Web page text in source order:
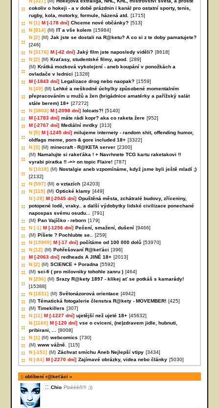
cokoliv o hokeji - a v době prázdnin i kanál pro ostatní sporty, tenis,
rugby, kola, motorky, formule, házená atd.
[1715]
N [1] M [-178 dní] Chceme nové občánky? [513]
N [814] (M) IT a vše kolem [15984]
N [2] (M) Jak jste se dostali na R@ketu? A co si z te doby pamatujete?
[246]
N [3176] M [-42 dní] Jaký film jste naposledy viděli? [8618]
N [2] (M) Kraťasy, studentské filmy, apod.
[289]
(M) Krátká mozková vykolejení - aneb koupání v ponožkách a
ovladače v lednici [1328]
M [-1843 dní] Legalizace drog nebo naopak? [1559]
N [49] (M) Lehké a neškodné úchylky způsobené momentalním
přepracováním u mužů a žen (brigádnice amatérky a pařížský salát
stále berem) 18+ [27272]
N [3803] M [-2098 dní] lolcats?! [5140]
M [-1783 dní] máte rádi kopr? aka co raketa žere [952]
M [-2767 dní] Mediální mrdky [313]
N [5] M [-1245 dní] milujeme internety - random shit, offending humor,
oldfags meme, porn & gore included 18+ [3322]
N [3] (M) minecraft - R@KETA server [2300]
(M) Namalujte si rakeťáka ! + Navrhnete TCG kartu raketakovi !!
vyrabi piratka !! -=> on topic Flaire! [787]
N [1018] (M) Nostalgie aneb vzpomínáme, když jsme byli ještě mladí ;)
[2132]
N [597] (M) o vztazích [24203]
N [119] (M) Optické klamy [449]
N [-28] M [-2045 dní] Opuštěná města, zchátralé budovy, zříceniny,
potopené lodě, vraky.. a další výdobytky lidské civilizace ponechané
napospas svému osudu...
[791]
(M) Pan Vajíčko - reborn [179]
N [-1] M [-1256 dní] Pečení, smažení, dušení [9466]
(M) Píšete ? Pochlubte se..
[259]
N [15909] M [-17 dní] počítáme od 100 000 dolů [53970]
N [12] (M) Pohřešovaní R@keťáci [396]
M [-2063 dní] redheads A JINÉ 18+ [2013]
N [2] (M) SCIENCE + Poradna [5592]
(M) sci-fi ( pro milovniky tohohle zanru ) [464]
N [296] (M) Srazy R@kety 1897 - klikej ať se potkáš s kamarády!
[15388]
N [1831] (M) Světonázorová orientace [4942]
(M) Tématická fotogalerie členstva R@kety - MOVEMBER! [425]
(M) Timekillers [307]
N [11] M [-1227 dní] ujetější než ujeté 18+ [45632]
N [1160] M [-120 dní] vse o cviceni, (ne)zdravem jidle, hubnuti,
pribirani, ...
[8008]
N [1] (M) webcomics [730]
(M) www vážně.
[115]
N [-151] (M) Záchvat smíchu Aneb Nejlepší vtipy [3434]
N [-84] M [-2270 dní] Zajímavé obrázky, videa nebo články [5030]
oblíbení r@keťáci
Chio Plzéééň!!! ;))